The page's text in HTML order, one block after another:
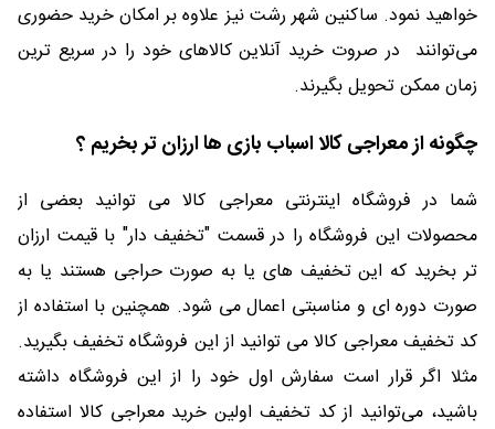
خواهید نمود. ساکنین شهر رشت نیز علاوه بر امکان خرید حضوری
می‌توانند در صروت خرید آنلاین کالاهای خود را در سریع ترین
زمان ممکن تحویل بگیرند.
چگونه از معراجی کالا اسباب بازی ها ارزان تر بخریم ؟
شما در فروشگاه اینترنتی معراجی کالا می توانید بعضی از
محصولات این فروشگاه را در قسمت "تخفیف دار" با قیمت ارزان
تر بخرید که این تخفیف های یا به صورت حراجی هستند یا به
صورت دوره ای و مناسبتی اعمال می شود. همچنین با استفاده از
کد تخفیف معراجی کالا می توانید از این فروشگاه تخفیف بگیرید.
مثلا اگر قرار است سفارش اول خود را از این فروشگاه داشته
باشید، می‌توانید از کد تخفیف اولین خرید معراجی کالا استفاده